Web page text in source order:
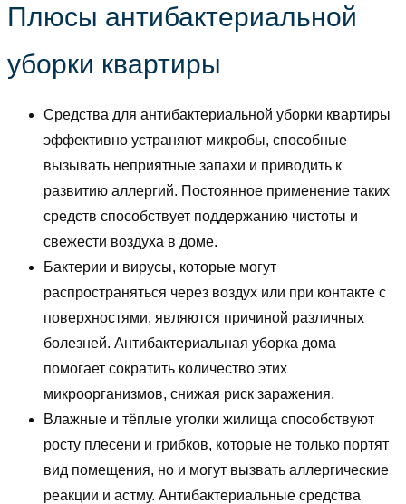
Плюсы антибактериальной
уборки квартиры
Средства для антибактериальной уборки квартиры
эффективно устраняют микробы, способные
вызывать неприятные запахи и приводить к
развитию аллергий. Постоянное применение таких
средств способствует поддержанию чистоты и
свежести воздуха в доме.
Бактерии и вирусы, которые могут
распространяться через воздух или при контакте с
поверхностями, являются причиной различных
болезней. Антибактериальная уборка дома
помогает сократить количество этих
микроорганизмов, снижая риск заражения.
Влажные и тёплые уголки жилища способствуют
росту плесени и грибков, которые не только портят
вид помещения, но и могут вызвать аллергические
реакции и астму. Антибактериальные средства